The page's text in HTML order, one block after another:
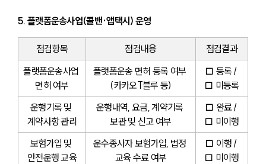
5. 플랫폼운송사업(콜밴·앱택시) 운영
점검항목 점검내용
점검결과
플랫폼운송사업
면허 여부
플랫폼운송 면허 등록 여부
(카카오T블루 등)
□ 등록 /
□ 미등록
운행기록 및
계약사항 관리
운행내역, 요금, 계약기록
보관 및 신고 여부
□ 완료 /
□ 미이행
보험가입 및
안전운행 교육
운수종사자 보험가입, 법정
교육 수료 여부
□ 이행 /
□ 미이행